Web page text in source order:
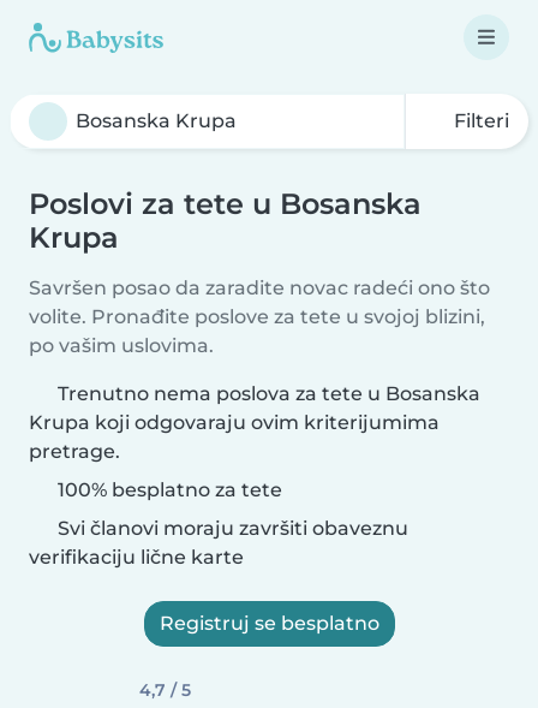
Filteri
Poslovi za tete u Bosanska
Krupa
Savršen posao da zaradite novac radeći ono što
volite. Pronađite poslove za tete u svojoj blizini,
po vašim uslovima.
Trenutno nema poslova za tete u Bosanska
Krupa koji odgovaraju ovim kriterijumima
pretrage.
100% besplatno za tete
Svi članovi moraju završiti obaveznu
verifikaciju lične karte
Registruj se besplatno
4,7 / 5